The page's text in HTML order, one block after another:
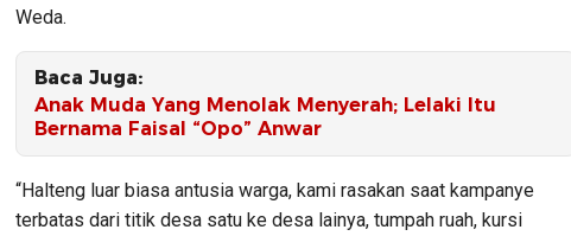
Weda.
Baca Juga:
Anak Muda Yang Menolak Menyerah; Lelaki Itu
Bernama Faisal “Opo” Anwar
“Halteng luar biasa antusia warga, kami rasakan saat kampanye
terbatas dari titik desa satu ke desa lainya, tumpah ruah, kursi